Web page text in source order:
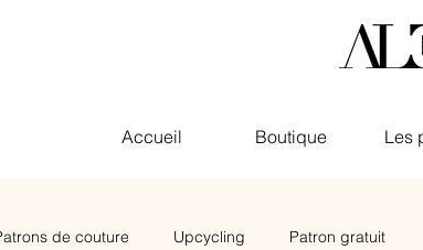
Accueil Boutique Les
de couture Upcycling Patron gratuit